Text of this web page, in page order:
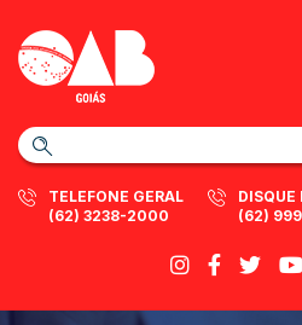
TELEFONE GERAL
(62) 3238-2000
DISQUE
(62)